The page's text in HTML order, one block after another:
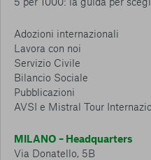
Adozioni internazionali
Lavora con noi
Servizio Civile
Bilancio Sociale
Pubblicazioni
AVSI e Mistral Tour
MILANO – Headquarters
Via Donatello, 5B